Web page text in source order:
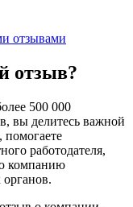
отзывами
отзыв?
500 000
вы делитесь важной
работодателя,
компанию